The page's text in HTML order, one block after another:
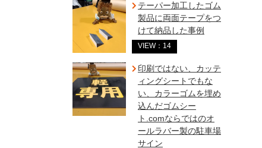
テーパー加工したゴム
製品に両面テープをつ
けて納品した事例
VIEW：14
印刷ではない、カッテ
ィングシートでもな
い、カラーゴムを埋め
込んだゴムシー
ト.comならではのオ
ールラバー製の駐車場
サイン